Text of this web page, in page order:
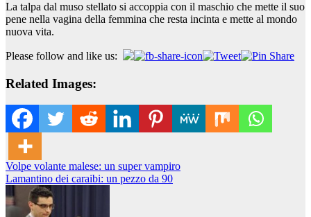
La talpa dal muso stellato si accoppia con il maschio che mette il suo
pene nella vagina della femmina che resta incinta e mette al mondo
nuova vita.
Please follow and like us:
Related Images:
Navigazione
articoli
Volpe volante malese: un super vampiro
Lamantino dei caraibi: un pezzo da 90